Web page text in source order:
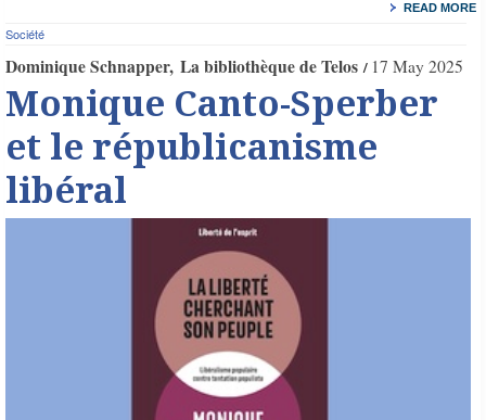
READ MORE
Société
Dominique Schnapper La bibliothèque de Telos 17 May 2025
Monique Canto-Sperber
et le républicanisme
libéral